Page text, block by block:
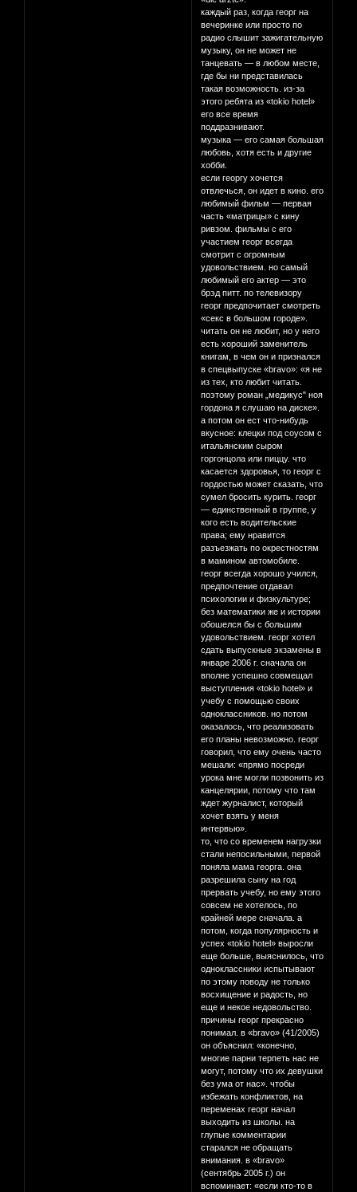
каждый раз, когда георг на
вечеринке или просто по
радио слышит зажигательную
музыку, он не может не
танцевать — в любом месте,
где бы ни представилась
такая возможность. из-за
этого ребята из «tokio hotel»
его все время
поддразнивают.
музыка — его самая большая
любовь, хотя есть и другие
хобби.
если георгу хочется
отвлечься, он идет в кино. его
любимый фильм — первая
часть «матрицы» с кину
ривзом. фильмы с его
участием георг всегда
смотрит с огромным
удовольствием. но самый
любимый его актер — это
брэд питт. по телевизору
георг предпочитает смотреть
«секс в большом городе».
читать он не любит, но у него
есть хороший заменитель
книгам, в чем он и признался
в спецвыпуске «bravo»: «я не
из тех, кто любит читать.
поэтому роман „медикус" ноя
гордона я слушаю на диске».
а потом он ест что-нибудь
вкусное: клецки под соусом с
итальянским сыром
горгонцола или пиццу. что
касается здоровья, то георг с
гордостью может сказать, что
сумел бросить курить. георг
— единственный в группе, у
кого есть водительские
права; ему нравится
разъезжать по окрестностям
в мамином автомобиле.
георг всегда хорошо учился,
предпочтение отдавал
психологии и физкультуре;
без математики же и истории
обошелся бы с большим
удовольствием. георг хотел
сдать выпускные экзамены в
январе 2006 г. сначала он
вполне успешно совмещал
выступления «tokio hotel» и
учебу с помощью своих
одноклассников. но потом
оказалось, что реализовать
его планы невозможно. георг
говорил, что ему очень часто
мешали: «прямо посреди
урока мне могли позвонить из
канцелярии, потому что там
ждет журналист, который
хочет взять у меня
интервью».
то, что со временем нагрузки
стали непосильными, первой
поняла мама георга. она
разрешила сыну на год
прервать учебу, но ему этого
совсем не хотелось, по
крайней мере сначала. а
потом, когда популярность и
успех «tokio hotel» выросли
еще больше, выяснилось, что
одноклассники испытывают
по этому поводу не только
восхищение и радость, но
еще и некое недовольство.
причины георг прекрасно
понимал. в «bravo» (41/2005)
он объяснил: «конечно,
многие парни терпеть нас не
могут, потому что их девушки
без ума от нас». чтобы
избежать конфликтов, на
переменах георг начал
выходить из школы. на
глупые комментарии
старался не обращать
внимания. в «bravo»
(сентябрь 2005 г.) он
вспоминает: «если кто-то в